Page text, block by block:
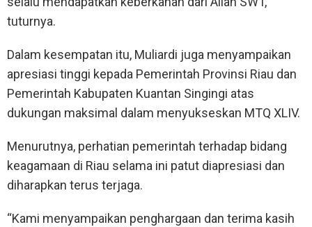
tuturnya.
Dalam kesempatan itu, Muliardi juga menyampaikan
apresiasi tinggi kepada Pemerintah Provinsi Riau dan
Pemerintah Kabupaten Kuantan Singingi atas
dukungan maksimal dalam menyukseskan MTQ XLIV.
Menurutnya, perhatian pemerintah terhadap bidang
keagamaan di Riau selama ini patut diapresiasi dan
diharapkan terus terjaga.
“Kami menyampaikan penghargaan dan terima kasih